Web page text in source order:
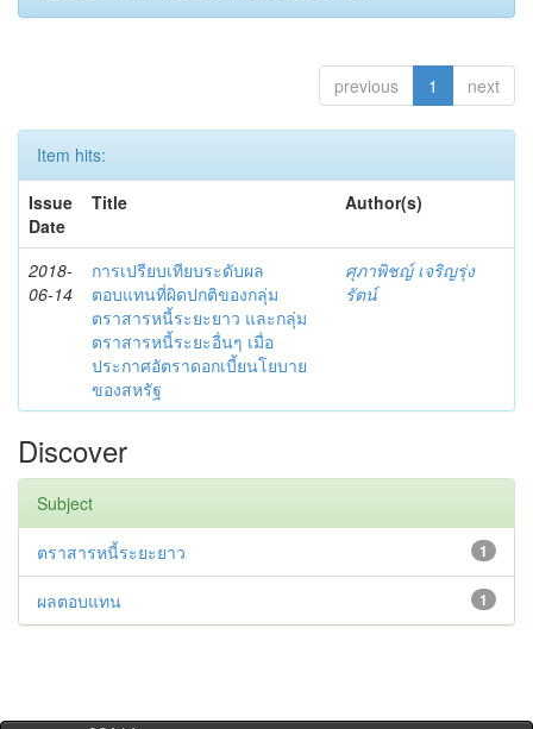
previous 1 next
Item hits:
Issue
Date
Title Author(s)
2018-
06-14
การเปรียบเทียบระดับผล
ตอบแทนที่ผิดปกติของกลุ่ม
ตราสารหนี้ระยะยาว และกลุ่ม
ตราสารหนี้ระยะอื่นๆ เมื่อ
ประกาศอัตราดอกเบี้ยนโยบาย
ของสหรัฐ
ศุภาพิชญ์ เจริญรุ่ง
รัตน์
Discover
Subject
1
ตราสารหนี้ระยะยาว
1
ผลตอบแทน